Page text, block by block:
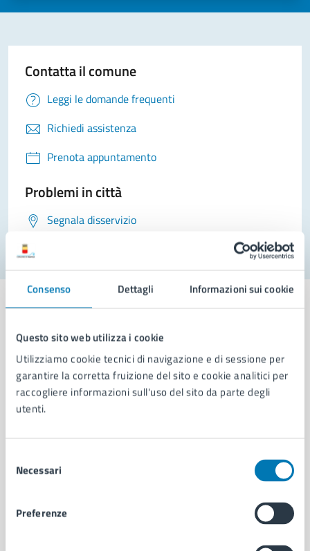
Consenso Dettagli Informazioni sui cookie
Questo sito web utilizza i cookie
Utilizziamo cookie tecnici di navigazione e di sessione per
garantire la corretta fruizione del sito e cookie analitici per
raccogliere informazioni sull'uso del sito da parte degli
utenti.
delNecessari
Preferenze
Contatta il comune
Leggi le domande frequenti
Richiedi assistenza
Prenota appuntamento
Problemi in città
Segnala disservizio
Comune di Napoli
AMMINISTRAZIONE
Aree amministrative
Uffici
Personale amministrativo